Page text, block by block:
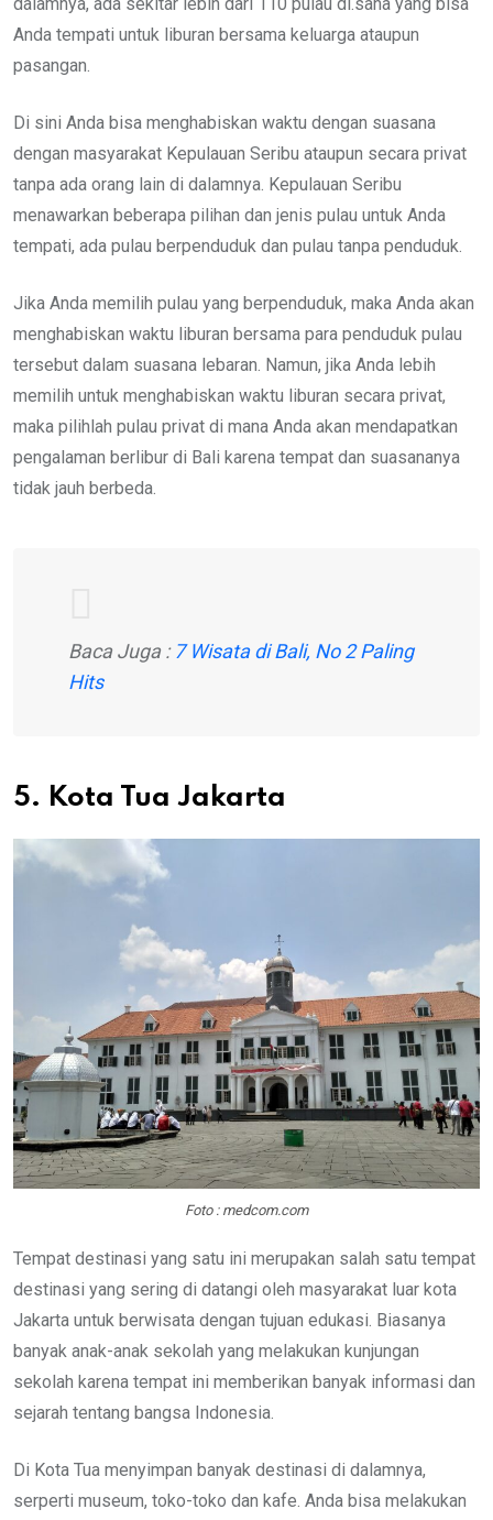
Anda tempati untuk liburan bersama keluarga ataupun
pasangan.
Di sini Anda bisa menghabiskan waktu dengan suasana
dengan masyarakat Kepulauan Seribu ataupun secara privat
tanpa ada orang lain di dalamnya. Kepulauan Seribu
menawarkan beberapa pilihan dan jenis pulau untuk Anda
tempati, ada pulau berpenduduk dan pulau tanpa penduduk.
Jika Anda memilih pulau yang berpenduduk, maka Anda akan
menghabiskan waktu liburan bersama para penduduk pulau
tersebut dalam suasana lebaran. Namun, jika Anda lebih
memilih untuk menghabiskan waktu liburan secara privat,
maka pilihlah pulau privat di mana Anda akan mendapatkan
pengalaman berlibur di Bali karena tempat dan suasananya
tidak jauh berbeda.
Baca Juga : 7 Wisata di Bali, No 2 Paling
Hits
5. Kota Tua Jakarta
Foto : medcom.com
Tempat destinasi yang satu ini merupakan salah satu tempat
destinasi yang sering di datangi oleh masyarakat luar kota
Jakarta untuk berwisata dengan tujuan edukasi. Biasanya
banyak anak-anak sekolah yang melakukan kunjungan
sekolah karena tempat ini memberikan banyak informasi dan
sejarah tentang bangsa Indonesia.
Di Kota Tua menyimpan banyak destinasi di dalamnya,
serperti museum, toko-toko dan kafe. Anda bisa melakukan